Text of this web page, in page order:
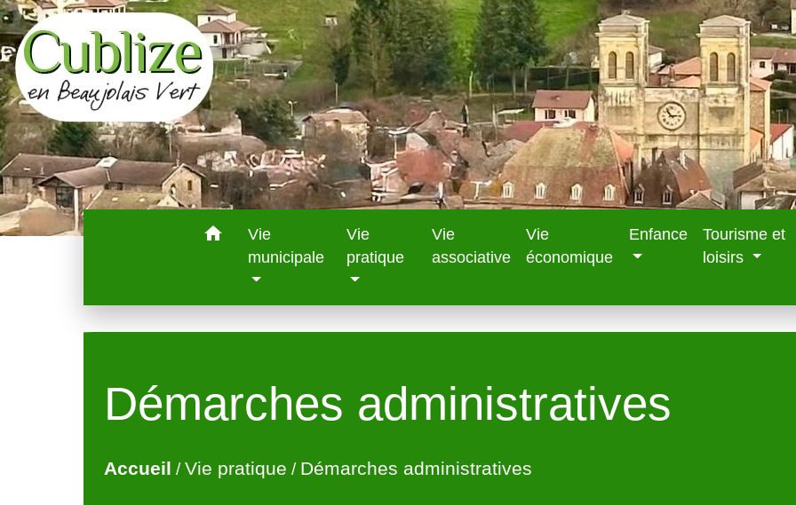
home
Vie
municipale
Vie
pratique
Vie
associative
Vie
économique
Enfance
Tourisme et
loisirs
Démarches administratives
Accueil /Vie pratique / Démarches administratives